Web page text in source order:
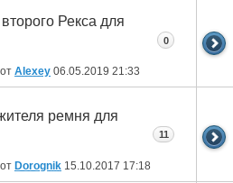
Рекса для
Alexey 06.05.2019 21:33
0
ремня для
Dorognik 15.10.2017 17:18
11